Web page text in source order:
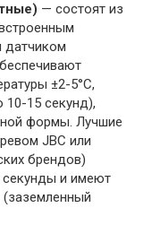
— состоят из
датчиком
±2-5°C,
15 секунд),
формы. Лучшие
JBC или
брендов)
секунды и имеют
(заземленный